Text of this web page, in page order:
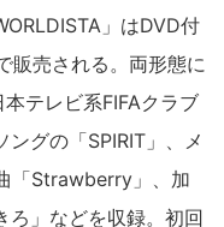
」はDVD付
販売される。両形態に
テレビ系FIFAクラブ
グの「SPIRIT」、メ
「Strawberry」、加
ろ」などを収録。初回